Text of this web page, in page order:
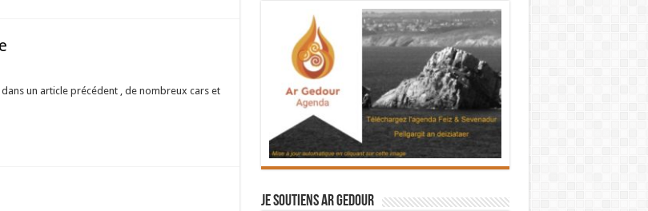
un article précédent , de nombreux cars et
Je soutiens Ar Gedour